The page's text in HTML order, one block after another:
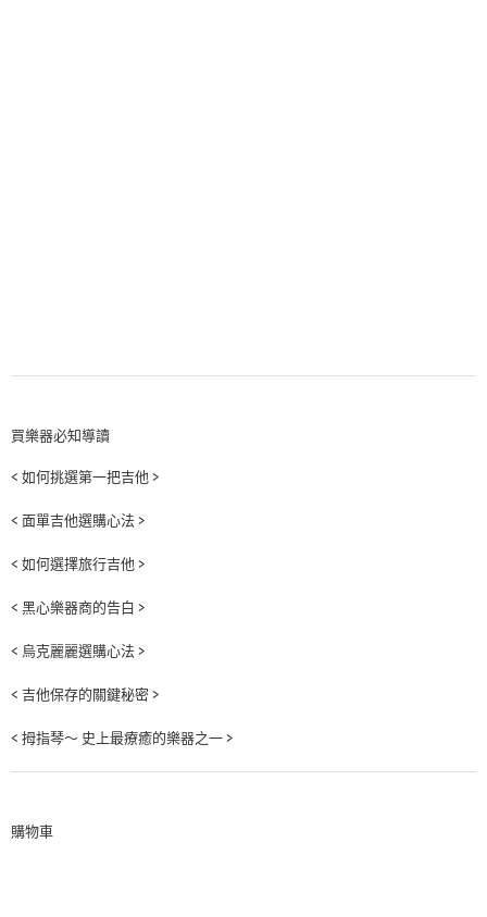
買樂器必知導讀
< 如何挑選第一把吉他 >
< 面單吉他選購心法 >
< 如何選擇旅行吉他 >
< 黑心樂器商的告白 >
< 烏克麗麗選購心法 >
< 吉他保存的關鍵秘密 >
< 拇指琴～ 史上最療癒的樂器之一 >
購物車